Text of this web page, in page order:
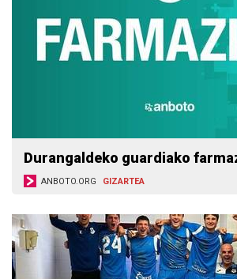
Durangaldeko guardiako
ANBOTO.ORG GIZARTEA